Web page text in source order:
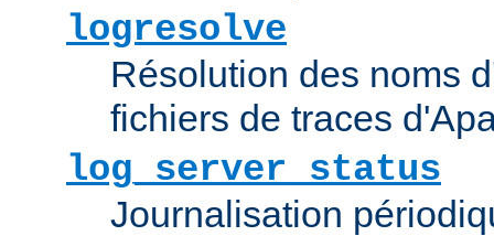
logresolve
Résolution des noms
fichiers de traces
log_server_status
Journalisation